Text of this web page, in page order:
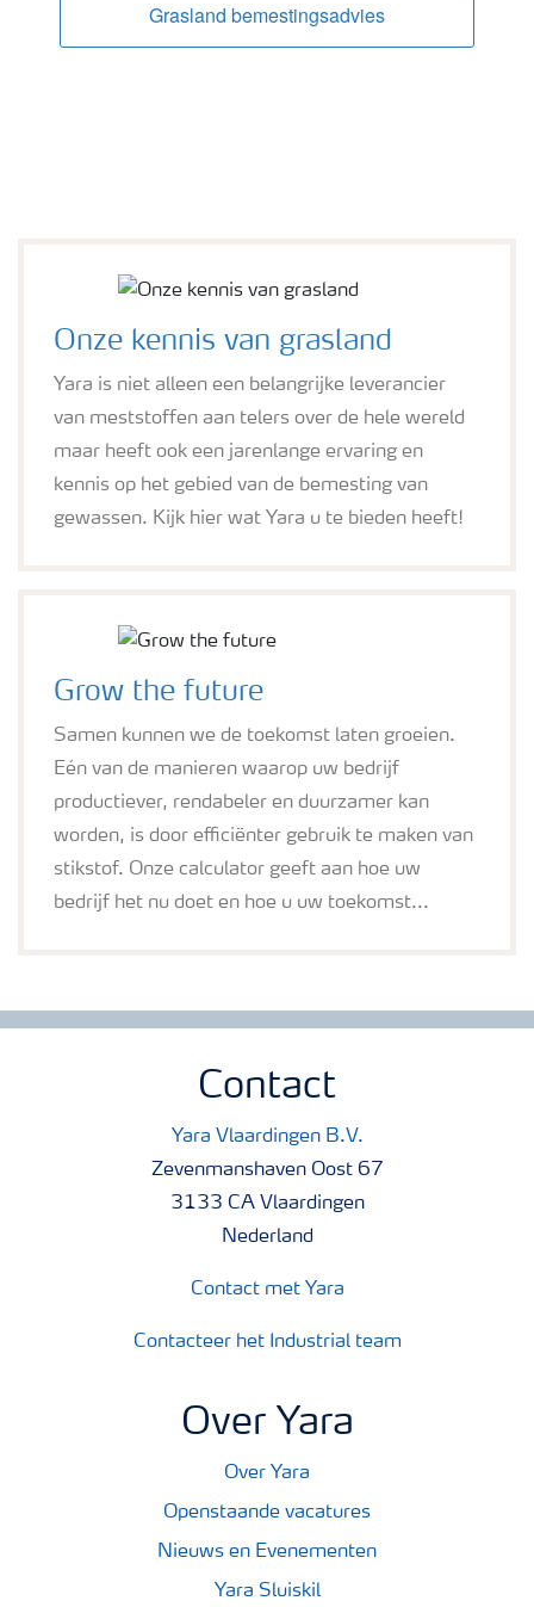
Grasland bemestingsadvies
Onze kennis van grasland
Yara is niet alleen een belangrijke leverancier
van meststoffen aan telers over de hele wereld
maar heeft ook een jarenlange ervaring en
kennis op het gebied van de bemesting van
gewassen. Kijk hier wat Yara u te bieden heeft!
Grow the future
Samen kunnen we de toekomst laten groeien.
Eén van de manieren waarop uw bedrijf
productiever, rendabeler en duurzamer kan
worden, is door efficiënter gebruik te maken van
stikstof. Onze calculator geeft aan hoe uw
bedrijf het nu doet en hoe u uw toekomst...
Contact
Yara Vlaardingen B.V.
Zevenmanshaven Oost 67
3133 CA Vlaardingen
Nederland
Contact met Yara
Contacteer het Industrial team
Over Yara
Over Yara
Openstaande vacatures
Nieuws en Evenementen
Yara Sluiskil